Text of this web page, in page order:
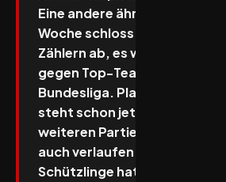
Eine andere ähnlich
Woche schloss der TuS N-
Zählern ab, es waren
gegen Top-Teams der 2.
Bundesliga. Platz 11 wurde
steht schon jetzt fest, egal,
weiteren Partien dieses
auch verlaufen mögen. Die
Schützlinge hatten mit dem